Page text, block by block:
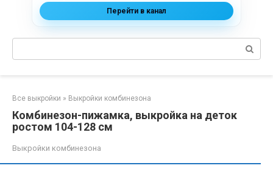
Перейти в канал
Поиск:
Все выкройки » Выкройки комбинезона
Комбинезон-пижамка, выкройка на деток
ростом 104-128 см
Выкройки комбинезона